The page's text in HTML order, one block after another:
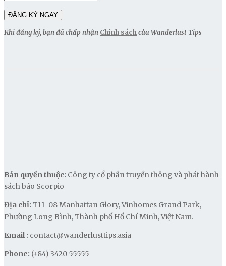
Khi đăng ký, bạn đã chấp nhận Chính sáchcủa Wanderlust Tips
Bản quyền thuộc: Công ty cổ phần truyền thông và phát hành
sách báo Scorpio
Địa chỉ: T11-08 Manhattan Glory, Vinhomes Grand Park,
Phường Long Bình, Thành phố Hồ Chí Minh, Việt Nam.
Email : contact@wanderlusttips.asia
Phone: (+84) 3420 55555